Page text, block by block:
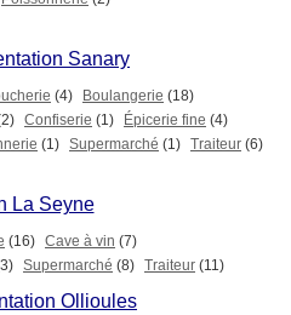
Sanary
(4) Boulangerie (18)
Confiserie (1) Épicerie fine (4)
(1) Supermarché (1) Traiteur (6)
La Seyne
(16) Cave à vin (7)
Supermarché (8) Traiteur (11)
Ollioules